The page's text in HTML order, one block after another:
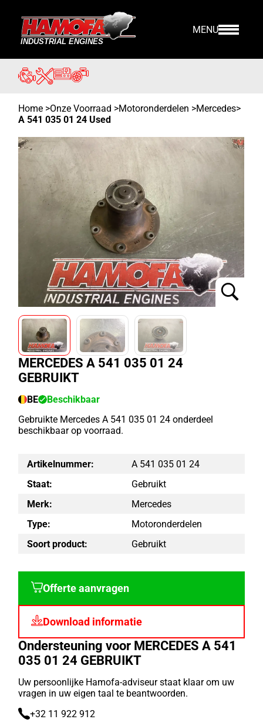
MENU
Home >Onze Voorraad >Motoronderdelen >Mercedes>
A 541 035 01 24 Used
MERCEDES A 541 035 01 24
GEBRUIKT
BE
Beschikbaar
Gebruikte Mercedes A 541 035 01 24 onderdeel
beschikbaar op voorraad.
Artikelnummer:
A 541 035 01 24
Staat:
Gebruikt
Merk:
Mercedes
Type:
Motoronderdelen
Soort product:
Gebruikt
Offerte aanvragen
Download informatie
Ondersteuning voor MERCEDES A 541
035 01 24 GEBRUIKT
Uw persoonlijke Hamofa-adviseur staat klaar om uw
vragen in uw eigen taal te beantwoorden.
+32 11 922 912